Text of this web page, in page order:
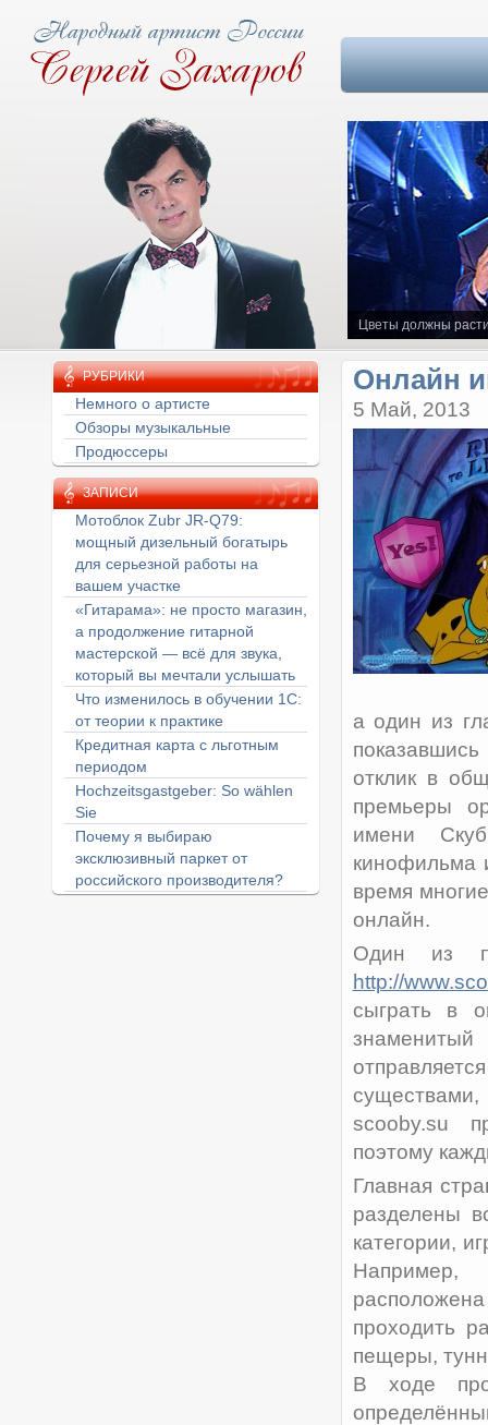
Цветы должны
РУБРИКИ
Немного о артисте
Обзоры музыкальные
Продюссеры
ЗАПИСИ
Мотоблок Zubr JR-Q79:
мощный дизельный богатырь
для серьезной работы на
вашем участке
«Гитарама»: не просто магазин,
а продолжение гитарной
мастерской — всё для звука,
который вы мечтали услышать
Что изменилось в обучении 1С:
от теории к практике
Кредитная карта с льготным
периодом
Hochzeitsgastgeber: So wählen
Sie
Почему я выбираю
эксклюзивный паркет от
российского производителя?
Онлайн
5 Май, 2013
а один из
отклик в
премьеры
имени
кинофильма
время
онлайн.
Один из
http://
сыграть в
scooby.su
поэтому
Главная
разделены
категории,
Например,
проходить
пещеры,
В ходе